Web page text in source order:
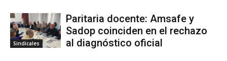
Sindicales
Paritaria docente: Amsafe y
Sadop coinciden en el rechazo
al diagnóstico oficial